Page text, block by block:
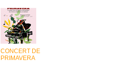
CONCERT DE
PRIMAVERA